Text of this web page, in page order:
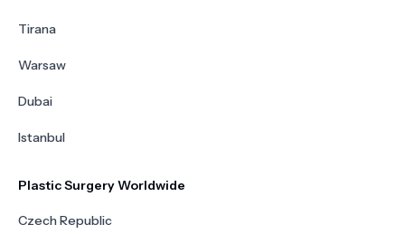
Tirana
Warsaw
Dubai
Istanbul
Plastic Surgery Worldwide
Czech Republic